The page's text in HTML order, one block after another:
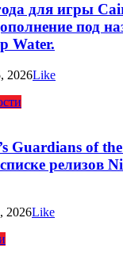
для игры
под
Water.
2026Like
Guardians of
релизов
2026Like